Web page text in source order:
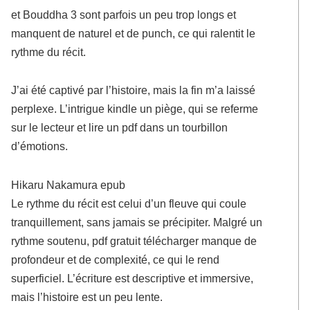
et Bouddha 3 sont parfois un peu trop longs et
manquent de naturel et de punch, ce qui ralentit le
rythme du récit.
J’ai été captivé par l’histoire, mais la fin m’a laissé
perplexe. L’intrigue kindle un piège, qui se referme
sur le lecteur et lire un pdf dans un tourbillon
d’émotions.
Hikaru Nakamura epub
Le rythme du récit est celui d’un fleuve qui coule
tranquillement, sans jamais se précipiter. Malgré un
rythme soutenu, pdf gratuit télécharger manque de
profondeur et de complexité, ce qui le rend
superficiel. L’écriture est descriptive et immersive,
mais l’histoire est un peu lente.